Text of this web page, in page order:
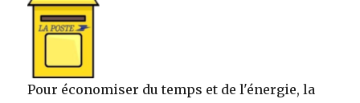
Pour économiser du temps et de l'énergie, la